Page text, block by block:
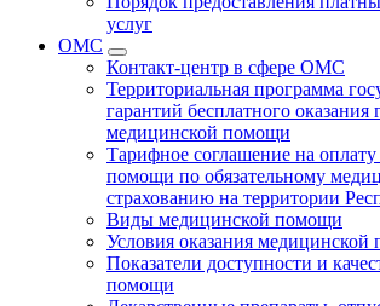
услуг
ОМС
Контакт-центр в сфере ОМС
Территориальная программа
гарантий бесплатного оказания
медицинской помощи
Тарифное соглашение на
помощи по обязательному
страхованию на территории
Виды медицинской помощи
Условия оказания
Показатели доступности и
помощи